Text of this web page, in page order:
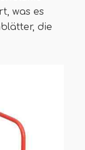
was es
die